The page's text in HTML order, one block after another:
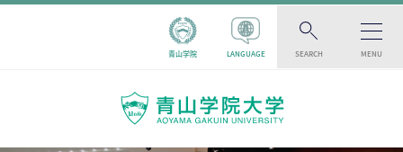
青山学院 LANGUAGE SEARCH MENU